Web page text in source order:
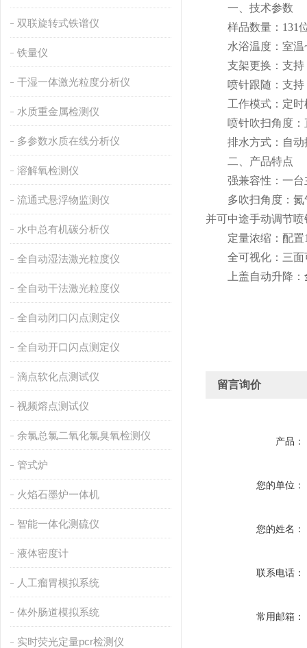
双联旋转式铁谱仪
铁量仪
干湿一体激光粒度分析仪
水质重金属检测仪
多参数水质在线分析仪
溶解氧检测仪
流通式悬浮物监测仪
水中总有机碳分析仪
全自动湿法激光粒度仪
全自动干法激光粒度仪
全自动闭口闪点测定仪
全自动开口闪点测定仪
滴点软化点测试仪
视频熔点测试仪
余氯总氯二氧化氯臭氧检测仪
管式炉
火焰石墨炉一体机
智能一体化测硫仪
液体密度计
人工瘤胃模拟系统
体外肠道模拟系统
实时荧光定量pcr检测仪
一、技术参数
样品数量：131位
水浴温度：室温
支架更换：支持
喷针跟随：支持
工作模式：定时
喷针吹扫角度：
排水方式：自动
二、产品特点
强兼容性：一台主
多吹扫角度：氮气
并可中途手动调节
定量浓缩：配置15
全可视化：三面可
上盖自动升降：
留言询价
产品：
您的单位：
您的姓名：
联系电话：
常用邮箱：